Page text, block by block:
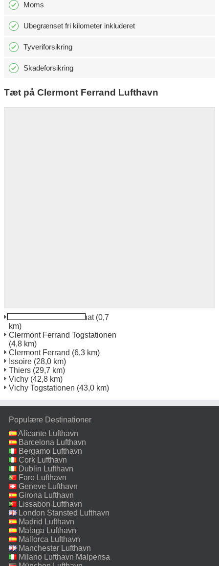
Moms
Ubegrænset fri kilometer inkluderet
Tyveriforsikring
Skadeforsikring
Tæt på Clermont Ferrand Lufthavn
Clermont Ferrand Aulnat(0,7
km)
Clermont Ferrand Togstationen
(4,8 km)
Clermont Ferrand (6,3 km)
Issoire (28,0 km)
Thiers (29,7 km)
Vichy (42,8 km)
Vichy Togstationen (43,0 km)
Populære Destinationer
Alicante Lufthavn
Barcelona Lufthavn
Bergamo Lufthavn
Cork Lufthavn
Dublin Lufthavn
Faro Lufthavn
Geneve Lufthavn
Girona Lufthavn
Lissabon Lufthavn
London Stansted Lufthavn
Madrid Lufthavn
Malaga Lufthavn
Mallorca Lufthavn
Manchester Lufthavn
Milano Lufthavn Malpensa